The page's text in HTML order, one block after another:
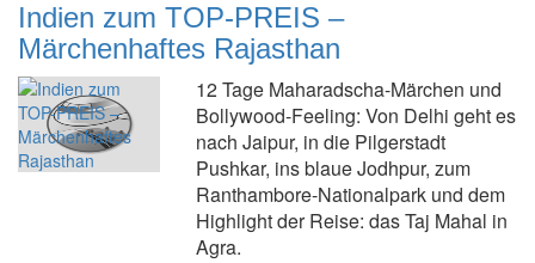
Indien zum TOP-PREIS –
Märchenhaftes Rajasthan
12 Tage Maharadscha-Märchen und
Bollywood-Feeling: Von Delhi geht es
nach Jaipur, in die Pilgerstadt
Pushkar, ins blaue Jodhpur, zum
Ranthambore-Nationalpark und dem
Highlight der Reise: das Taj Mahal in
Agra.